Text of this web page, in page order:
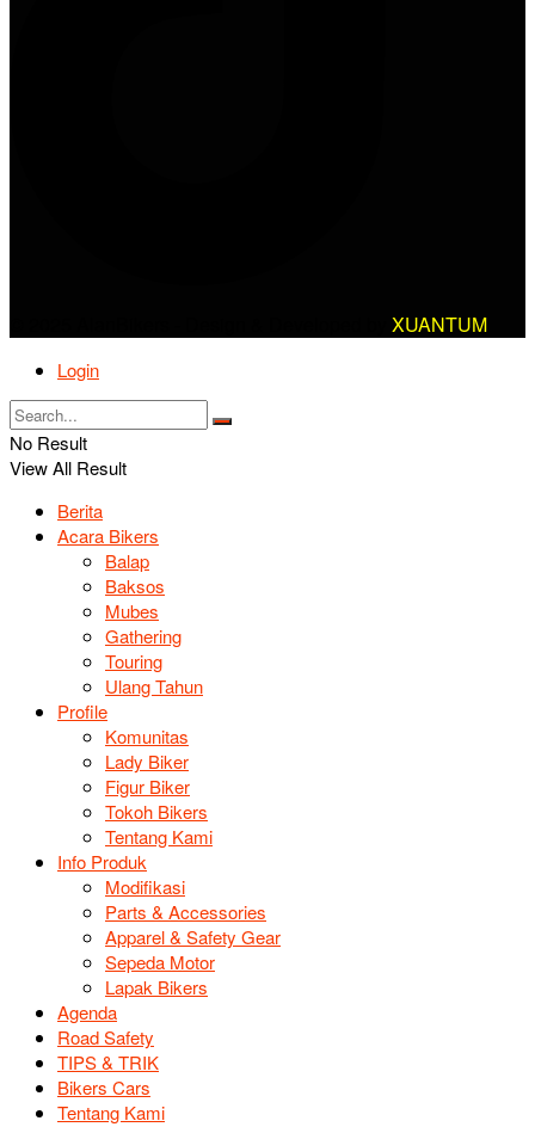
XUANTUM
Login
No Result
View All Result
Berita
Acara Bikers
Balap
Baksos
Mubes
Gathering
Touring
Ulang Tahun
Profile
Komunitas
Lady Biker
Figur Biker
Tokoh Bikers
Tentang Kami
Info Produk
Modifikasi
Parts & Accessories
Apparel & Safety Gear
Sepeda Motor
Lapak Bikers
Agenda
Road Safety
TIPS & TRIK
Bikers Cars
Tentang Kami